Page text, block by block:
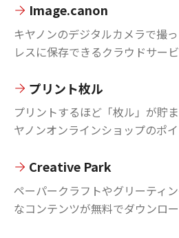
Image.canon
キヤノンのデジタルカメラで撮
レスに保存できるクラウドサービ
プリント枚ル
プリントするほど「枚ル」が貯
ヤノンオンラインショップのポイ
Creative Park
ペーパークラフトやグリーティ
なコンテンツが無料でダウンロー